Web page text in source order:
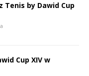
Tenis by Dawid Cup
Cup XIV w